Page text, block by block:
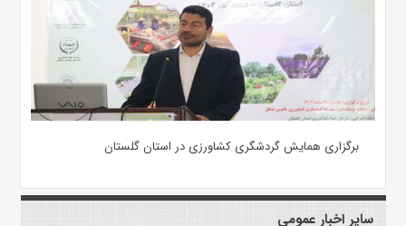
برگزاری همایش گردشگری کشاورزی در استان گلستان
سایر اخبار عمومی